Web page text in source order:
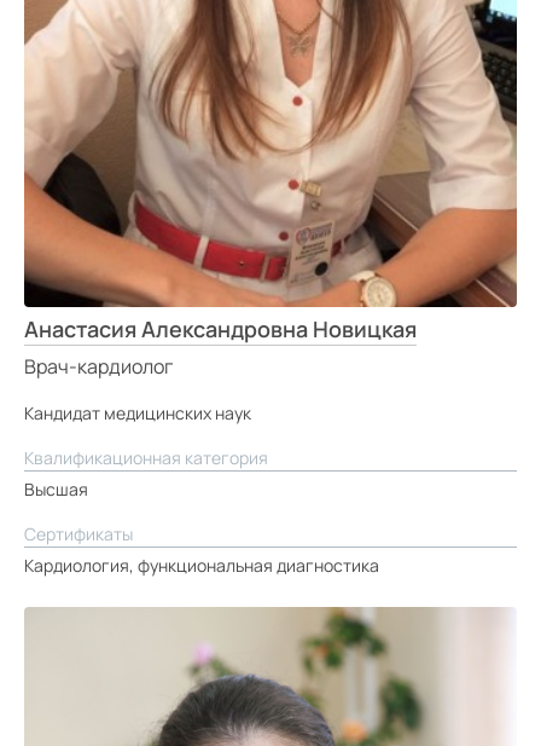
Анастасия Александровна Новицкая
Врач-кардиолог
Кандидат медицинских наук
Квалификационная категория
Высшая
Сертификаты
Кардиология, функциональная диагностика